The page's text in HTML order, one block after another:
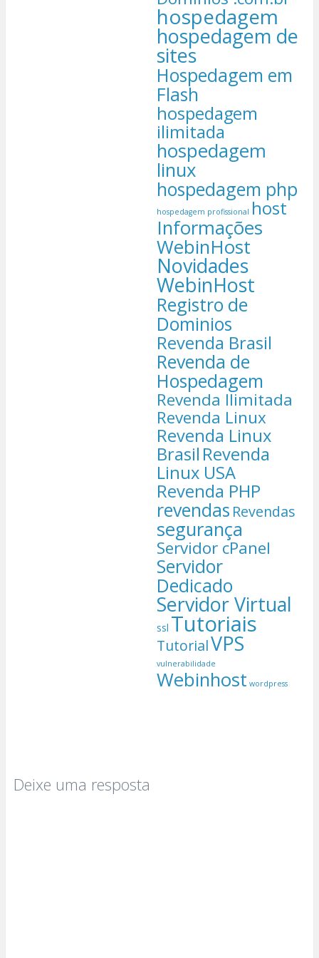
hospedagem
hospedagem de
sites
Hospedagem em
Flash
hospedagem
ilimitada
hospedagem
linux
hospedagem php
hospedagem profissional host
Informações
WebinHost
Novidades
WebinHost
Registro de
Dominios
Revenda Brasil
Revenda de
Hospedagem
Revenda Ilimitada
Revenda Linux
Revenda Linux
Brasil Revenda
Linux USA
Revenda PHP
revendas Revendas
segurança
Servidor cPanel
Servidor
Dedicado
Servidor Virtual
ssl Tutoriais
TutorialVPS
vulnerabilidade
Webinhost wordpress
Deixe uma resposta